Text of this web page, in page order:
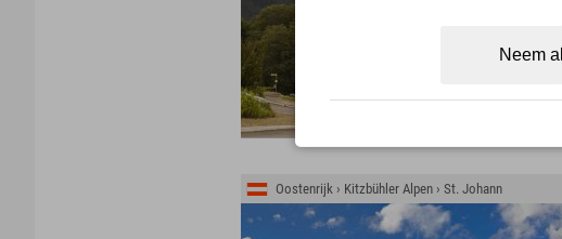
Oostenrijk › Kitzbühler Alpen › St. Johann
Neem